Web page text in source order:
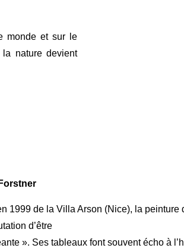
monde et sur le
nature devient
1999 de la Villa Arson (Nice), la peinture
d’être
». Ses tableaux font souvent écho à